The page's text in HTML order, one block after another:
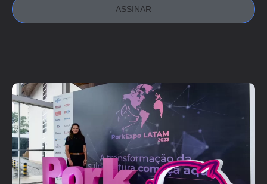
ASSINAR